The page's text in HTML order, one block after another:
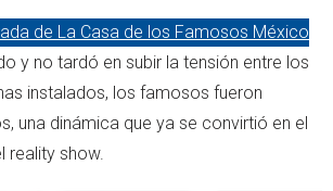
de La Casa de los Famosos México
y no tardó en subir la tensión entre los
instalados, los famosos fueron
una dinámica que ya se convirtió en el
reality show.